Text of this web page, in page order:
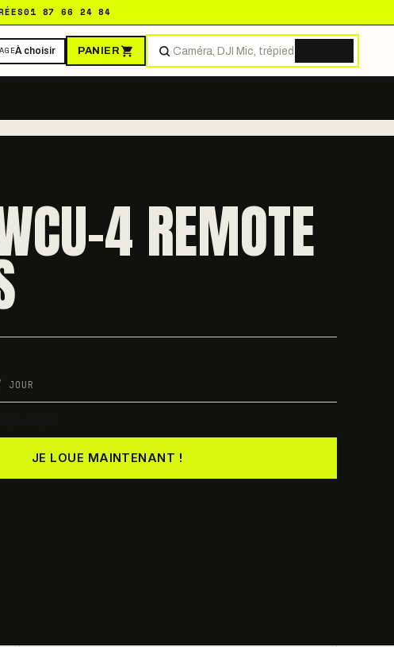
01 87 66 24 84
À choisir PANIER
4 REMOTE
JE LOUE MAINTENANT !